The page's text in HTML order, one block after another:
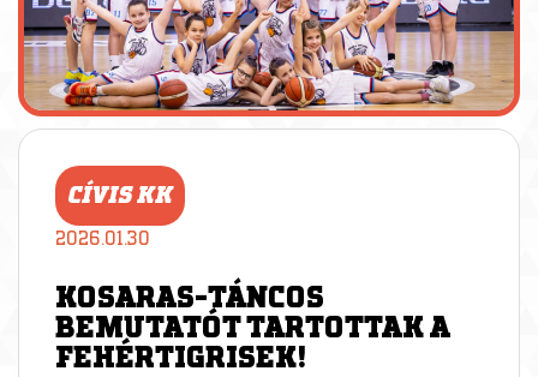
CÍVIS KK
2026.01.30
KOSARAS-TÁNCOS
BEMUTATÓT TARTOTTAK A
FEHÉRTIGRISEK!